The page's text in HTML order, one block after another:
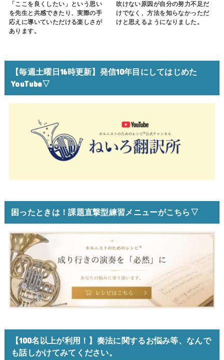
「ここを良くしたい」という思い
を先生と共感できたり、実際の手
応えに導いていただける楽しさが
あります。
吹けない原因が自分の努力不足だ
けでなく、方法を知らなかっただ
けと思えるようになりました。
【毎週土曜日16時更新】発信10年目にしてはじめた
YouTube▽
困ったときは！課題直撃型練習メニューがこちら▽
【100名以上が利用！】奏法に関するお悩み等、なんで
も話しかけてみてください。